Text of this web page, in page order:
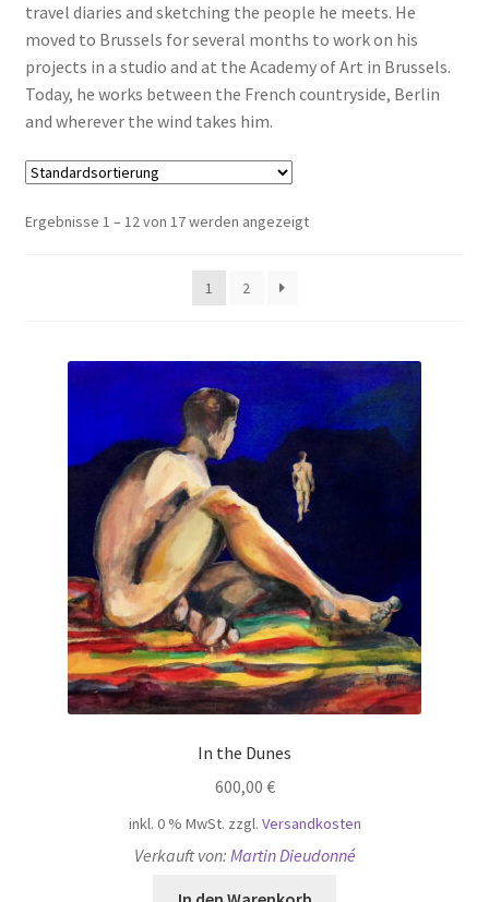
travel diaries and sketching the people he meets. He
moved to Brussels for several months to work on his
projects in a studio and at the Academy of Art in Brussels.
Today, he works between the French countryside, Berlin
and wherever the wind takes him.
Ergebnisse 1 – 12 von 17 werden angezeigt
1 2
In the Dunes
600,00 €
inkl. 0 % MwSt. zzgl. Versandkosten
Verkauft von: Martin Dieudonné